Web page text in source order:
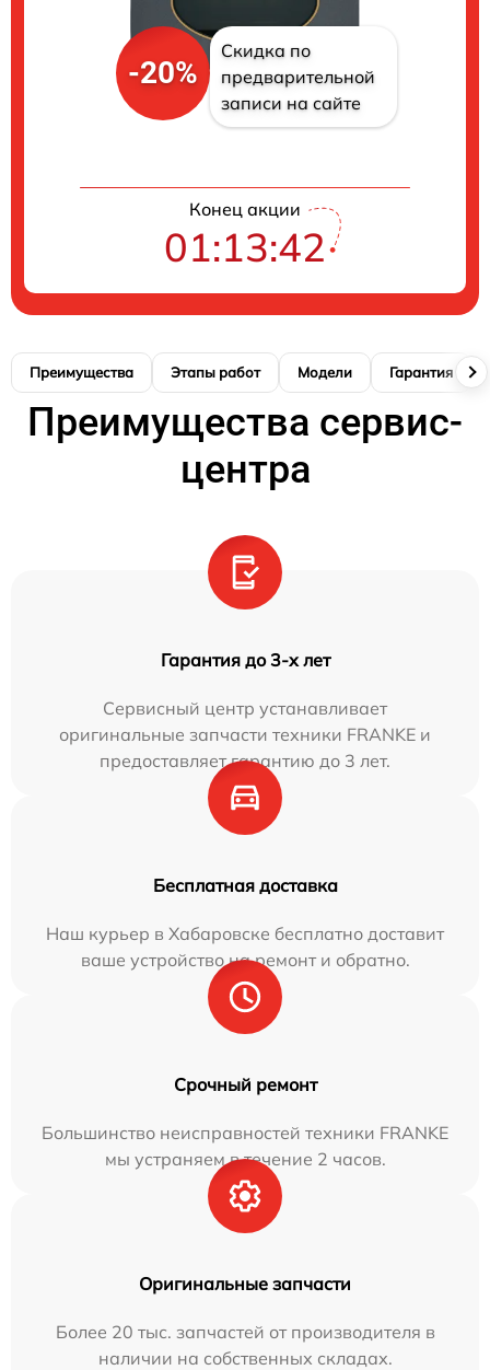
-20%
Скидка по
предварительной
записи на сайте
Конец акции
01:13:41
Преимущества Этапы работ Модели Гарантия
Преимущества сервис-
центра
Гарантия до 3-х лет
Сервисный центр устанавливает
оригинальные запчасти техники FRANKE и
предоставляет гарантию до 3 лет.
Бесплатная доставка
Наш курьер в Хабаровске бесплатно доставит
ваше устройство на ремонт и обратно.
Срочный ремонт
Большинство неисправностей техники FRANKE
мы устраняем в течение 2 часов.
Оригинальные запчасти
Более 20 тыс. запчастей от производителя в
наличии на собственных складах.